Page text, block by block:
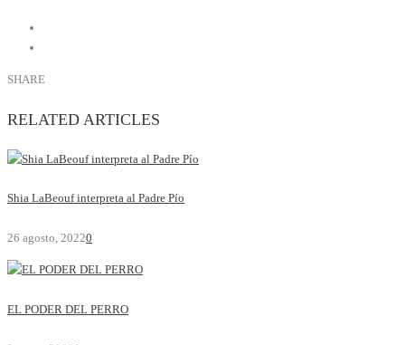
SHARE
RELATED ARTICLES
Shia LaBeouf interpreta al Padre Pío
26 agosto, 20220
EL PODER DEL PERRO